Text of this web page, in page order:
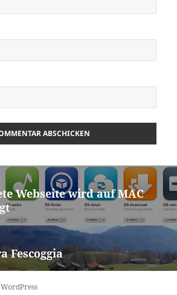
Webseite wird auf MAC
Fescoggia